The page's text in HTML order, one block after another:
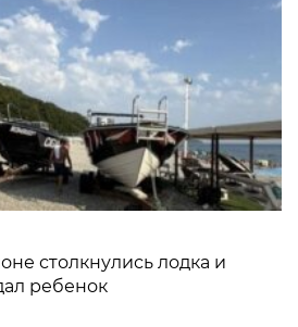
столкнулись лодка и
ребенок